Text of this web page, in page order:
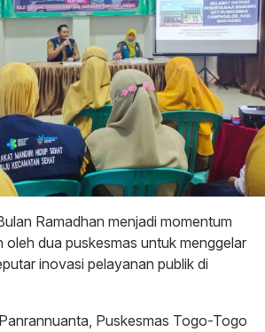
Ramadhan menjadi momentum
dua puskesmas untuk menggelar
inovasi pelayanan publik di
Puskesmas Togo-Togo